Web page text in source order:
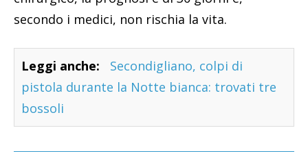
secondo i medici, non rischia la vita.
Leggi anche:
Secondigliano, colpi di
pistola durante la Notte bianca: trovati tre
bossoli